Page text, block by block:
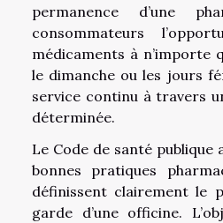
permanence d’une
consommateurs
médicaments à n’importe
le dimanche ou les jours
service continu à travers
déterminée.
Le Code de santé publique
bonnes pratiques
définissent clairement le
garde d’une officine.